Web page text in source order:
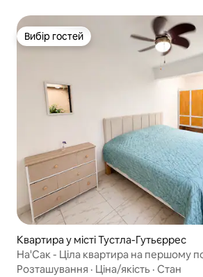
Вибір гостей
Вибір гостей
Квартира у місті Тустла-Гутьєррес
На'Сак - Ціла квартира на першому
Розташування · Ціна/якість · Стан